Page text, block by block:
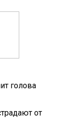
голова
от